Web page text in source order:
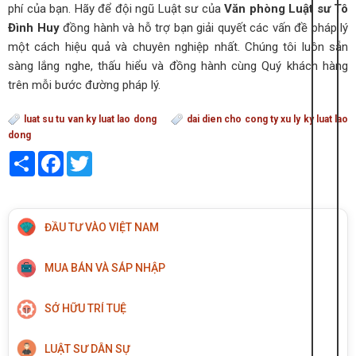
phí của bạn. Hãy để đội ngũ Luật sư của Văn phòng Luật sư Tô
Đình Huyđồng hành và hỗ trợ bạn giải quyết các vấn đề pháp lý
một cách hiệu quả và chuyên nghiệp nhất. Chúng tôi luôn sẵn
sàng lắng nghe, thấu hiểu và đồng hành cùng Quý khách hàng
trên mỗi bước đường pháp lý.
luat su tu van ky luat lao dong
dai dien cho cong ty xu ly ky luat lao
dong
Share Facebook
ĐẦU TƯ VÀO VIỆT NAM
MUA BÁN VÀ SÁP NHẬP
SỞ HỮU TRÍ TUỆ
LUẬT SƯ DÂN SỰ